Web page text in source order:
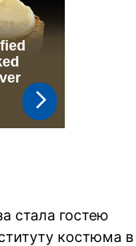
стала гостею
костюма в